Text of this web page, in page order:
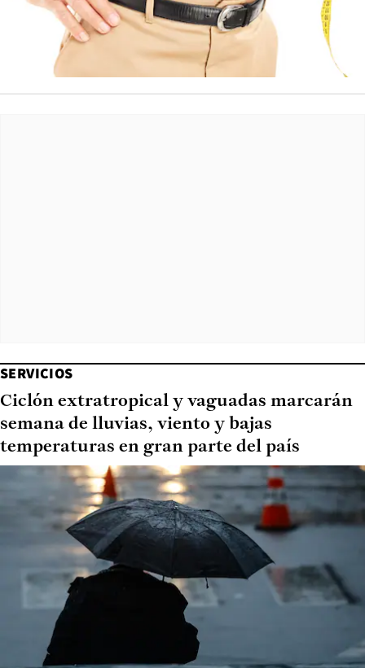
SERVICIOS
Ciclón extratropical y vaguadas marcarán
semana de lluvias, viento y bajas
temperaturas en gran parte del país